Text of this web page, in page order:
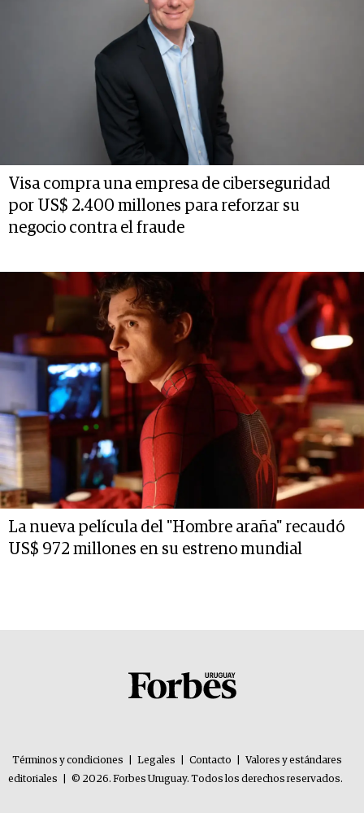
Visa compra una empresa de ciberseguridad
por US$ 2.400 millones para reforzar su
negocio contra el fraude
La nueva película del "Hombre araña" recaudó
US$ 972 millones en su estreno mundial
Términos y condiciones Legales Contacto
Valores y estándares
editoriales
© 2026. Forbes Uruguay. Todos los derechos reservados.